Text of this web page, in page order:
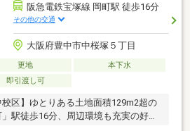
阪急電鉄宝塚線 岡町駅 徒歩16分
その他の交通
大阪府豊中市中桜塚５丁目
更地
本下水
即引渡し可
校区】ゆとりある土地面積129m2超の
駅徒歩16分、周辺環境も充実の好立